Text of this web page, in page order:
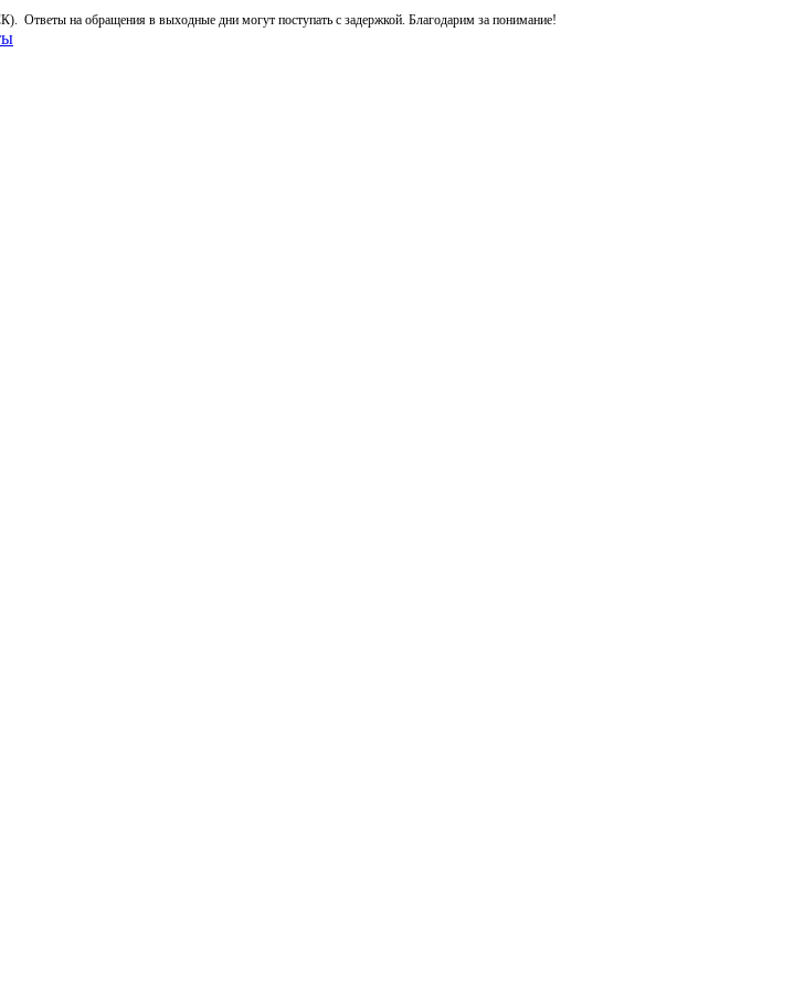
на обращения в выходные дни могут поступать с задержкой. Благодарим за понимание!